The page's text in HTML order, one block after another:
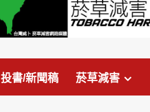
投書/新聞稿 菸草減害